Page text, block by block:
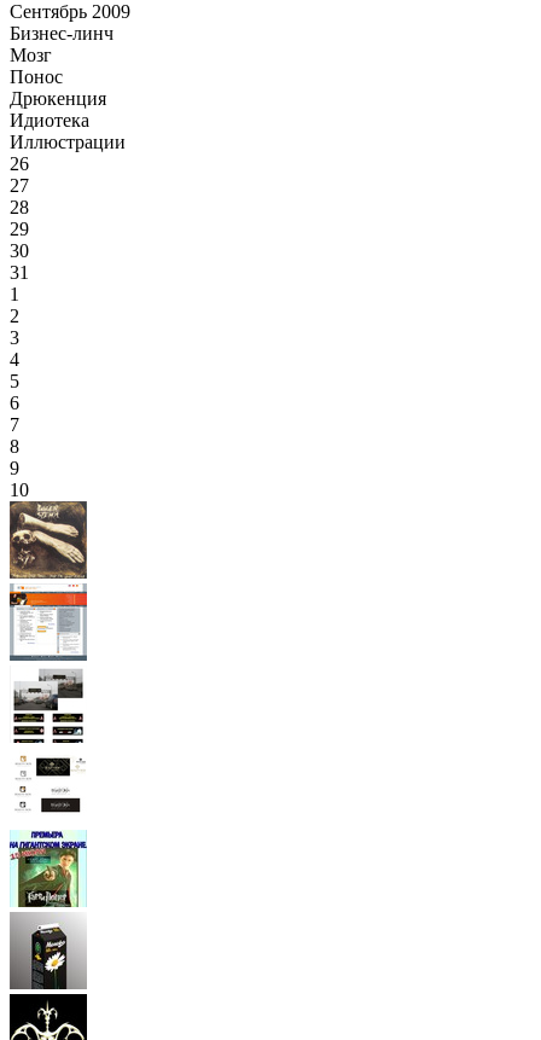
Сентябрь 2009
Бизнес-линч
Мозг
Понос
Дрюкенция
Идиотека
Иллюстрации
26
27
28
29
30
31
1
2
3
4
5
6
7
8
9
10